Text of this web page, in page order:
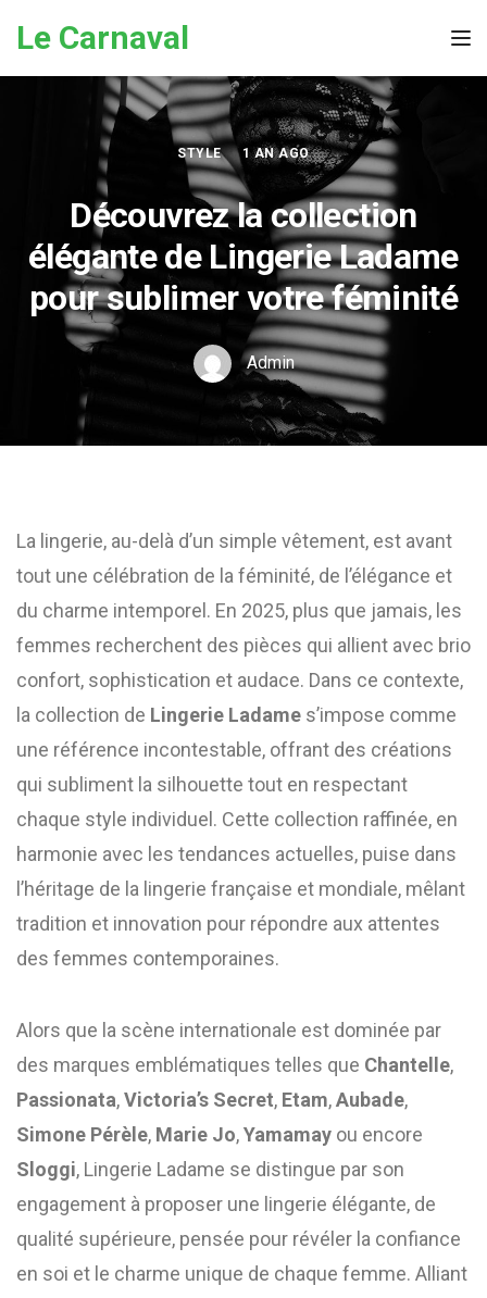
Le Carnaval
STYLE 1 AN AGO
Découvrez la collection
élégante de Lingerie Ladame
pour sublimer votre féminité
Admin
La lingerie, au-delà d’un simple vêtement, est avant
tout une célébration de la féminité, de l’élégance et
du charme intemporel. En 2025, plus que jamais, les
femmes recherchent des pièces qui allient avec brio
confort, sophistication et audace. Dans ce contexte,
la collection de Lingerie Ladame s’impose comme
une référence incontestable, offrant des créations
qui subliment la silhouette tout en respectant
chaque style individuel. Cette collection raffinée, en
harmonie avec les tendances actuelles, puise dans
l’héritage de la lingerie française et mondiale, mêlant
tradition et innovation pour répondre aux attentes
des femmes contemporaines.
Alors que la scène internationale est dominée par
des marques emblématiques telles que Chantelle,
Passionata,Victoria’s Secret, Etam,Aubade,
Simone Pérèle, Marie Jo,Yamamay ou encore
Sloggi, Lingerie Ladame se distingue par son
engagement à proposer une lingerie élégante, de
qualité supérieure, pensée pour révéler la confiance
en soi et le charme unique de chaque femme. Alliant